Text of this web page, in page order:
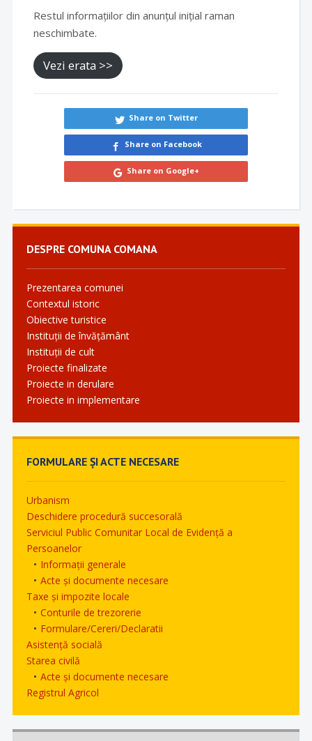
DESPRE COMUNA COMANA
Prezentarea comunei
Contextul istoric
Obiective turistice
Instituții de învățământ
Instituții de cult
Proiecte finalizate
Proiecte in derulare
Proiecte in implementare
FORMULARE ȘI ACTE NECESARE
Urbanism
Deschidere procedură succesorală
Serviciul Public Comunitar Local de Evidență a
Persoanelor
Informații generale
Acte și documente necesare
Taxe și impozite locale
Conturile de trezorerie
Formulare/Cereri/Declaratii
Asistență socială
Starea civilă
Acte și documente necesare
Registrul Agricol
Restul informațiilor din anunțul inițial raman
neschimbate.
Vezi erata >>
Share on Twitter
Share on Facebook
Share on Google+